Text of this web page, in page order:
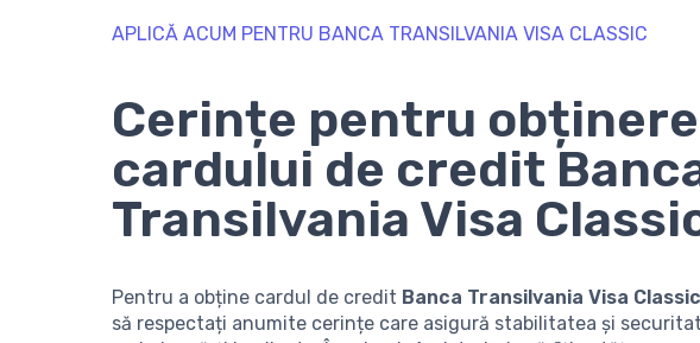
APLICĂ ACUM PENTRU BANCA TRANSILVANIA VISA CLASSIC
Cerințe pentru
cardului de credit
Transilvania Visa
Pentru a obține cardul de credit Banca Transilvania Visa Classic
să respectați anumite cerințe care asigură stabilitatea și